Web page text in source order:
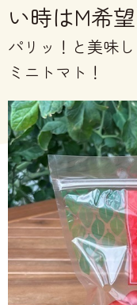
い時はM希望
パリッ！と美味
ミニトマト！